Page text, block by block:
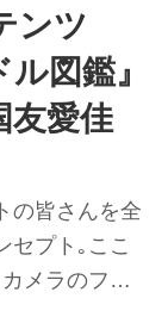
ンツ
図鑑』
友愛佳
の皆さんを全
セプト｡ここ
メラのファ